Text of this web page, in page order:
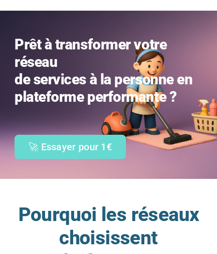
Prêt à transformer votre
réseau
de services à la personne en
plateforme performante ?
🚀 Essayer pour 1€
Pourquoi les réseaux
choisissent